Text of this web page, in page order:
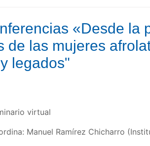
«Desde la
de las mujeres
legados"
virtual
Manuel Ramírez Chicharro